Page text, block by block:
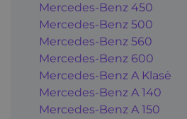
Mercedes-Benz 450
Mercedes-Benz 500
Mercedes-Benz 560
Mercedes-Benz 600
Mercedes-Benz A Klasė
Mercedes-Benz A 140
Mercedes-Benz A 150